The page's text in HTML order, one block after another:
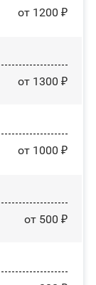
от 1200 ₽
от 1300 ₽
от 1000 ₽
от 500 ₽